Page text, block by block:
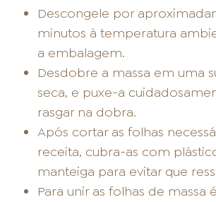
Descongele por
minutos à temperatura
a embalagem.
Desdobre a massa em uma
seca, e puxe-a
rasgar na dobra.
Após cortar as folhas
receita, cubra-as com
manteiga para evitar que
Para unir as folhas de massa